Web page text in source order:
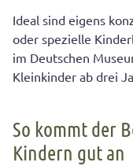
Ideal sind eigens
oder spezielle
im Deutschen
Kleinkinder ab drei
So kommt der
Kindern gut an